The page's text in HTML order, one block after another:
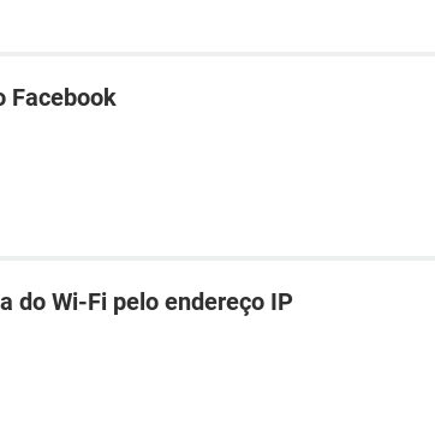
Facebook
do Wi-Fi pelo endereço IP